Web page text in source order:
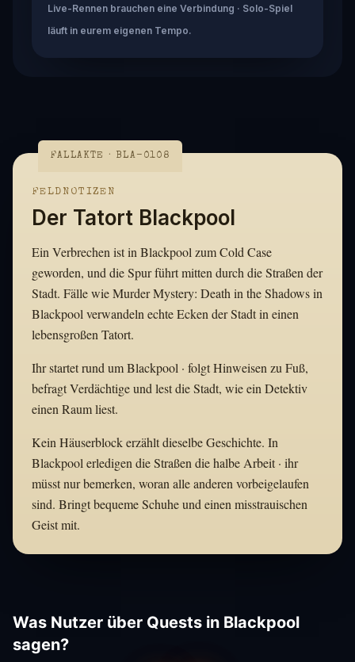
Live-Rennen brauchen eine Verbindung · Solo-Spiel
läuft in eurem eigenen Tempo.
FALLAKTE · BLA-0108
FELDNOTIZEN
Der Tatort Blackpool
Ein Verbrechen ist in Blackpool zum Cold Case
geworden, und die Spur führt mitten durch die Straßen der
Stadt. Fälle wie Murder Mystery: Death in the Shadows in
Blackpool verwandeln echte Ecken der Stadt in einen
lebensgroßen Tatort.
Ihr startet rund um Blackpool · folgt Hinweisen zu Fuß,
befragt Verdächtige und lest die Stadt, wie ein Detektiv
einen Raum liest.
Kein Häuserblock erzählt dieselbe Geschichte. In
Blackpool erledigen die Straßen die halbe Arbeit · ihr
müsst nur bemerken, woran alle anderen vorbeigelaufen
sind. Bringt bequeme Schuhe und einen misstrauischen
Geist mit.
Was Nutzer über Quests in Blackpool
sagen?